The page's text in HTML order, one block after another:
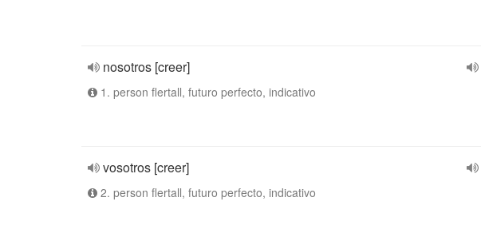
nosotros [creer]
1. person flertall, futuro perfecto, indicativo
vosotros [creer]
2. person flertall, futuro perfecto, indicativo